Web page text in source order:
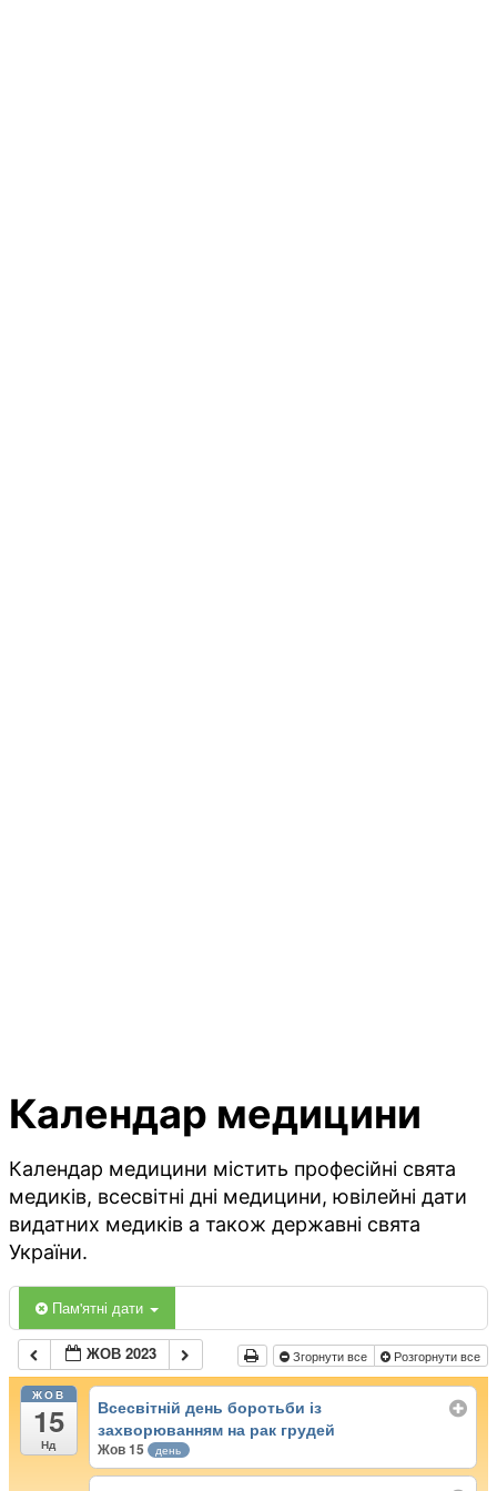
Календар медицини
Календар медицини містить професійні свята
медиків, всесвітні дні медицини, ювілейні дати
видатних медиків а також державні свята
України.
Пам'ятні дати
ЖОВ 2023 Згорнути все Розгорнути все
ЖОВ
15
Нд
Всесвітній день боротьби із
захворюванням на рак грудей
Жов 15 день